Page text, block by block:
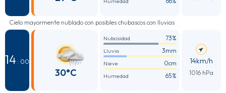
Cielo mayormente nublado con posibles chubascos con lluvias
14 : 00
30°C
Nubosidad 73%
Lluvia 3mm
Nieve 0cm
Humedad 65%
14km/h
1016 hPa